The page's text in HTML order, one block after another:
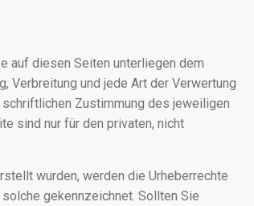
auf diesen Seiten unterliegen dem
Verbreitung und jede Art der Verwertung
Zustimmung des jeweiligen
sind nur für den privaten, nicht
wurden, werden die Urheberrechte
gekennzeichnet. Sollten Sie